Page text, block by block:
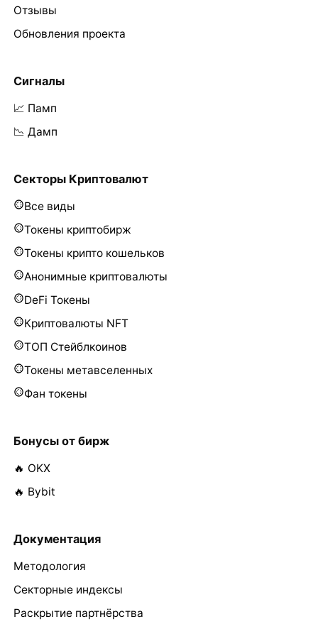
Отзывы
Обновления проекта
Сигналы
📈 Памп
📉 Дамп
Секторы Криптовалют
Все виды
Токены криптобирж
Токены крипто кошельков
Анонимные криптовалюты
DeFi Токены
Криптовалюты NFT
ТОП Стейблкоинов
Токены метавселенных
Фан токены
Бонусы от бирж
🔥 OKX
🔥 Bybit
Документация
Методология
Секторные индексы
Раскрытие партнёрства